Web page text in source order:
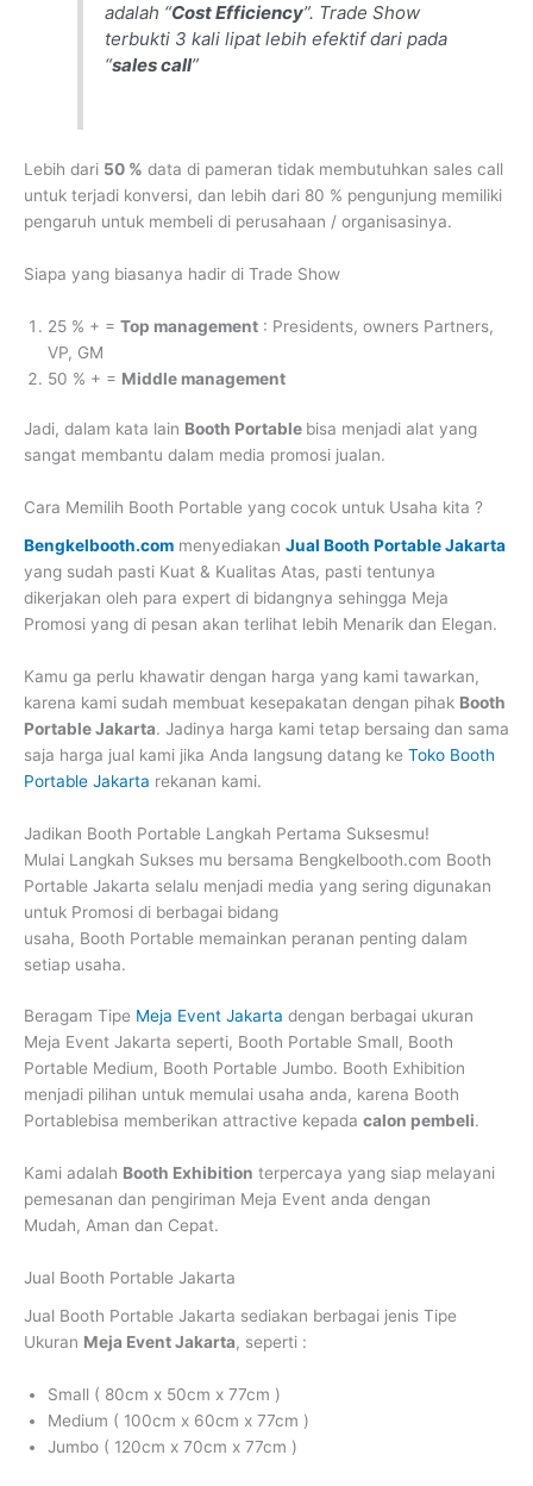
adalah “Cost Efficiency”. Trade Show
terbukti 3 kali lipat lebih efektif dari pada
“sales call”
Lebih dari 50 % data di pameran tidak membutuhkan sales call
untuk terjadi konversi, dan lebih dari 80 % pengunjung memiliki
pengaruh untuk membeli di perusahaan / organisasinya.
Siapa yang biasanya hadir di Trade Show
25 % + = Top management : Presidents, owners Partners,
VP, GM
50 % + = Middle management
Jadi, dalam kata lain Booth Portable bisa menjadi alat yang
sangat membantu dalam media promosi jualan.
Cara Memilih Booth Portable yang cocok untuk Usaha kita ?
Bengkelbooth.com menyediakan Jual Booth Portable Jakarta
yang sudah pasti Kuat & Kualitas Atas, pasti tentunya
dikerjakan oleh para expert di bidangnya sehingga Meja
Promosi yang di pesan akan terlihat lebih Menarik dan Elegan.
Kamu ga perlu khawatir dengan harga yang kami tawarkan,
karena kami sudah membuat kesepakatan dengan pihak Booth
Portable Jakarta. Jadinya harga kami tetap bersaing dan sama
saja harga jual kami jika Anda langsung datang ke Toko Booth
Portable Jakarta rekanan kami.
Jadikan Booth Portable Langkah Pertama Suksesmu!
Mulai Langkah Sukses mu bersama Bengkelbooth.com Booth
Portable Jakarta selalu menjadi media yang sering digunakan
untuk Promosi di berbagai bidang
usaha, Booth Portable memainkan peranan penting dalam
setiap usaha.
Beragam Tipe Meja Event Jakarta dengan berbagai ukuran
Meja Event Jakarta seperti, Booth Portable Small, Booth
Portable Medium, Booth Portable Jumbo. Booth Exhibition
menjadi pilihan untuk memulai usaha anda, karena Booth
Portablebisa memberikan attractive kepada calon pembeli.
Kami adalah Booth Exhibition terpercaya yang siap melayani
pemesanan dan pengiriman Meja Event anda dengan
Mudah, Aman dan Cepat.
Jual Booth Portable Jakarta
Jual Booth Portable Jakarta sediakan berbagai jenis Tipe
Ukuran Meja Event Jakarta, seperti :
Small ( 80cm x 50cm x 77cm )
Medium ( 100cm x 60cm x 77cm )
Jumbo ( 120cm x 70cm x 77cm )